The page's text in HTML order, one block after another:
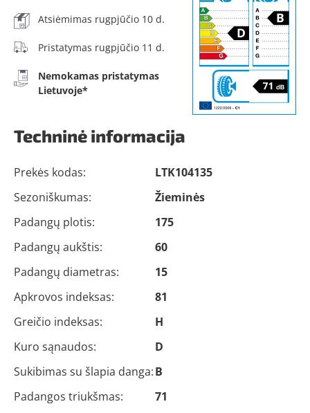
Atsiėmimas rugpjūčio 10 d.
Pristatymas rugpjūčio 11 d.
Nemokamas pristatymas
Lietuvoje*
Techninė informacija
Prekės kodas:
LTK104135
Sezoniškumas:
Žieminės
Padangų plotis:
175
Padangų aukštis:
60
Padangų diametras:
15
Apkrovos indeksas:
81
Greičio indeksas:
H
Kuro sąnaudos:
D
Sukibimas su šlapia danga:B
Padangos triukšmas:
71